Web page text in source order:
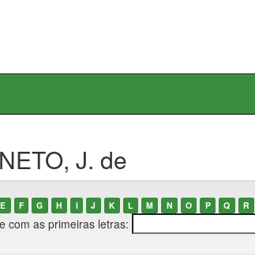
J. de
E F G H I J K L M N O P Q R
com as primeiras letras: